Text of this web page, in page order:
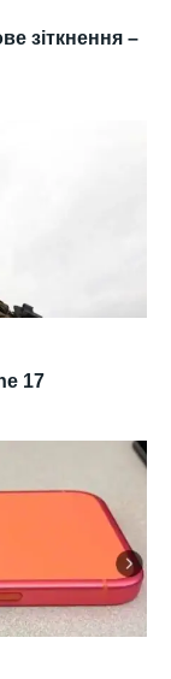
зіткнення –
17